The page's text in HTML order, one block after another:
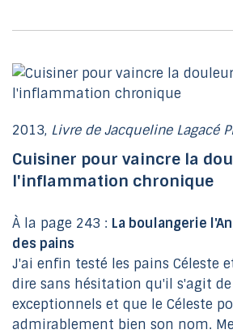
2013, Livre de Jacqueline Lagacé
Cuisiner pour vaincre la
l'inflammation chronique
À la page 243 : La boulangerie
des pains
J'ai enfin testé les pains Céleste
dire sans hésitation qu'il s'agit
exceptionnels et que le Céleste
admirablement bien son nom.